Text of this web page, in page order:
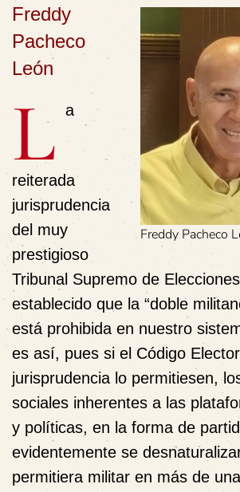
Freddy Pacheco
Freddy
Pacheco
León
L a
reiterada
jurisprudencia
del muy
prestigioso
Tribunal Supremo de
establecido que la “doble
está prohibida en nuestro
es así, pues si el Código
jurisprudencia lo permitiesen,
sociales inherentes a las
y políticas, en la forma de
evidentemente se
permitiera militar en más de